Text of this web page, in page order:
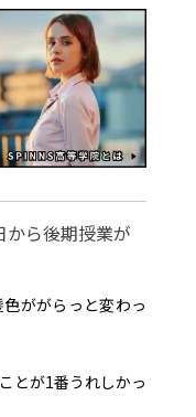
から後期授業が
ががらっと変わっ
とが1番うれしかっ